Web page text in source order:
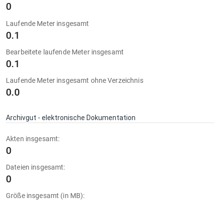
0
Laufende Meter insgesamt
0.1
Bearbeitete laufende Meter insgesamt
0.1
Laufende Meter insgesamt ohne Verzeichnis
0.0
Archivgut - elektronische Dokumentation
Akten insgesamt:
0
Dateien insgesamt:
0
Größe insgesamt (in MB):